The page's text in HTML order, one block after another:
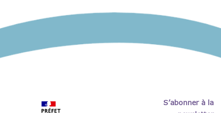
S’abonner à la